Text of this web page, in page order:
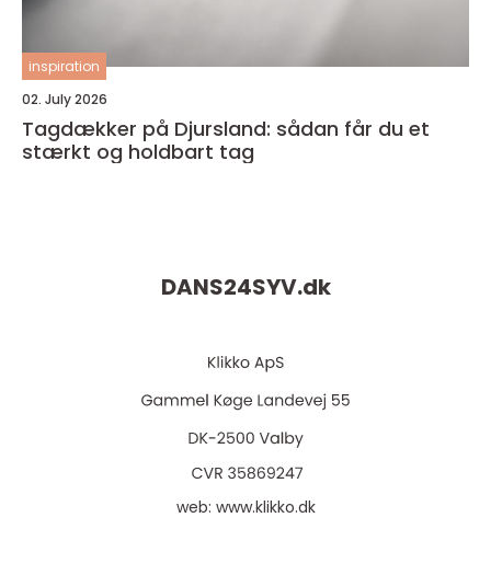
inspiration
02. July 2026
Tagdækker på Djursland: sådan får du et
stærkt og holdbart tag
DANS24SYV.dk
web: www.klikko.dk